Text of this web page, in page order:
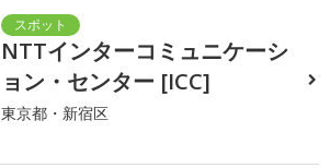
NTTインターコミュニケーシ
ョン・センター [ICC]
東京都・新宿区